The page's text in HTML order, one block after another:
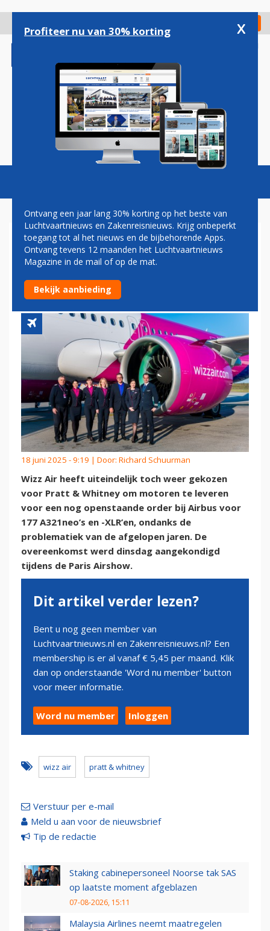
gaan
Check in
Magazine Podcasts Vacatures
WIZZ AIR KIEST ONDANKS
ALLES TOCH WEER VOOR
PRATT & WHITNEY
18 juni 2025 - 9:19 | Door: Richard Schuurman
Wizz Air heeft uiteindelijk toch weer gekozen
voor Pratt & Whitney om motoren te leveren
voor een nog openstaande order bij Airbus voor
177 A321neo’s en -XLR’en, ondanks de
problematiek van de afgelopen jaren. De
overeenkomst werd dinsdag aangekondigd
tijdens de Paris Airshow.
Dit artikel verder lezen?
Bent u nog geen member van
Luchtvaartnieuws.nl en Zakenreisnieuws.nl? Een
membership is er al vanaf € 5,45 per maand. Klik
dan op onderstaande 'Word nu member' button
voor meer informatie.
Word nu member Inloggen
wizz air pratt & whitney
Verstuur per e-mail
Meld u aan voor de nieuwsbrief
Tip de redactie
Staking cabinepersoneel Noorse tak SAS
op laatste moment afgeblazen
07-08-2026, 15:11
Malaysia Airlines neemt maatregelen
Profiteer nu van 30% korting x
Ontvang een jaar lang 30% korting op het beste van
Luchtvaartnieuws en Zakenreisnieuws. Krijg onbeperkt
toegang tot al het nieuws en de bijbehorende Apps.
Ontvang tevens 12 maanden het Luchtvaartnieuws
Magazine in de mail of op de mat.
Bekijk aanbieding